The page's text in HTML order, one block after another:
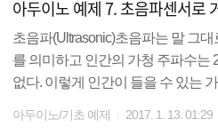
아두이노 예제 7. 초음파센서로
초음파(Ultrasonic)초음파는 말 그
를 의미하고 인간의 가청 주파수는
없다. 이렇게 인간이 들을 수 있는
아두이노/기초 예제 2017. 1. 13. 01:29